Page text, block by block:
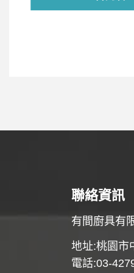
聯絡資訊
有間廚具有
地址:桃園市
電話:03-